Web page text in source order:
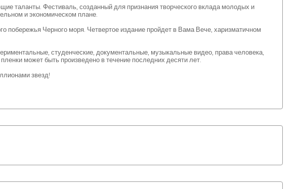
таланты. Фестиваль, созданный для признания творческого вклада молодых и
и экономическом плане.
побережья Черного моря. Четвертое издание пройдет в Вама Вече, харизматичном
студенческие, документальные, музыкальные видео, права человека,
может быть произведено в течение последних десяти лет.
звезд!